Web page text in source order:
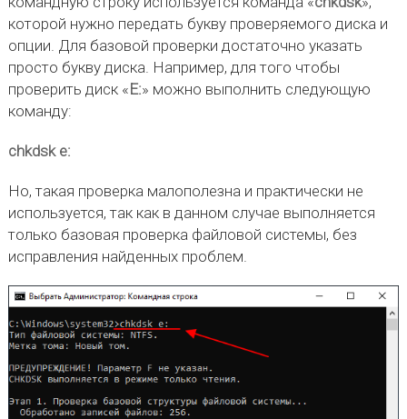
которой нужно передать букву проверяемого диска и
опции. Для базовой проверки достаточно указать
просто букву диска. Например, для того чтобы
проверить диск «E:» можно выполнить следующую
команду:
chkdsk e:
Но, такая проверка малополезна и практически не
используется, так как в данном случае выполняется
только базовая проверка файловой системы, без
исправления найденных проблем.